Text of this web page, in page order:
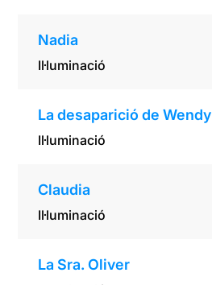
Nadia
Il·luminació
La desaparició de Wendy
Il·luminació
Claudia
Il·luminació
La Sra. Oliver